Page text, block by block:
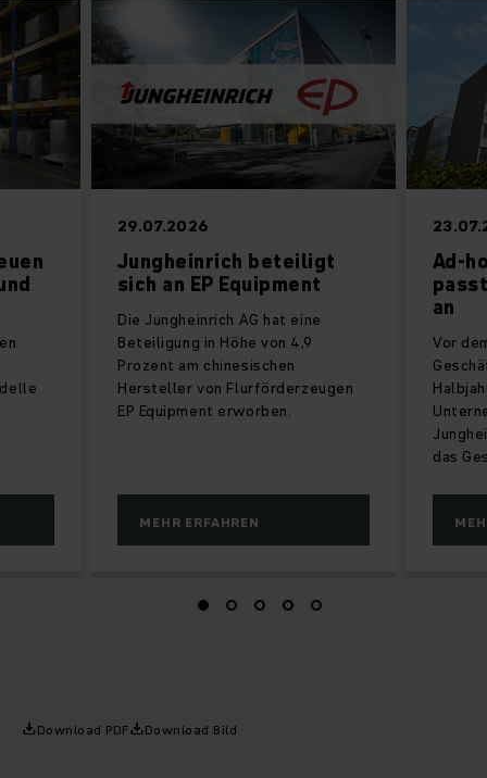
29.07.2026
Jungheinrich beteiligt
sich an EP Equipment
Die Jungheinrich AG hat eine
Beteiligung in Höhe von 4,9
Prozent am chinesischen
Hersteller von Flurförderzeugen
EP Equipment erworben.
MEHR ERFAHREN
Ad-
an
Vor
das
Download PDF Download Bild